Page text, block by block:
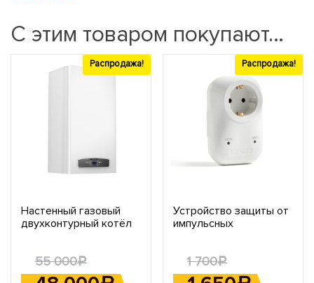
С этим товаром покупают…
Распродажа!
Настенный газовый
двухконтурный котёл
55 000Р
Распродажа!
Устройство защиты от
импульсных
АС1 700Р